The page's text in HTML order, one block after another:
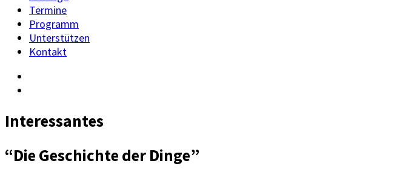
Termine
Programm
Unterstützen
Kontakt
Interessantes
“Die Geschichte der Dinge”